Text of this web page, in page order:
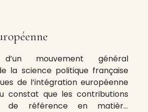
mouvement général
la science politique française
de l’intégration européenne
constat que les contributions
de référence en matière